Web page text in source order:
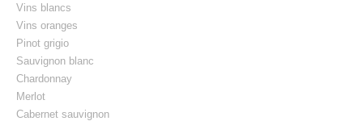
Vins blancs
Vins oranges
Pinot grigio
Sauvignon blanc
Chardonnay
Merlot
Cabernet sauvignon